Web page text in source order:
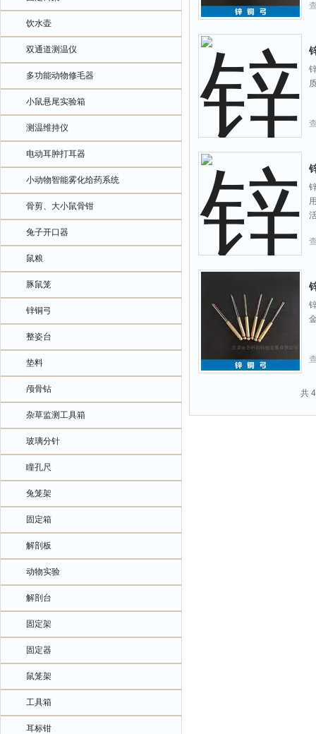
饮水壶
双通道测温仪
多功能动物修毛器
小鼠悬尾实验箱
测温维持仪
电动耳肿打耳器
小动物智能雾化给药系统
骨剪、大小鼠骨钳
兔子开口器
鼠粮
豚鼠笼
锌铜弓
整姿台
垫料
颅骨钻
杂草监测工具箱
玻璃分针
瞳孔尺
兔笼架
固定箱
解剖板
动物实验
解剖台
固定架
固定器
鼠笼架
工具箱
耳标钳
共